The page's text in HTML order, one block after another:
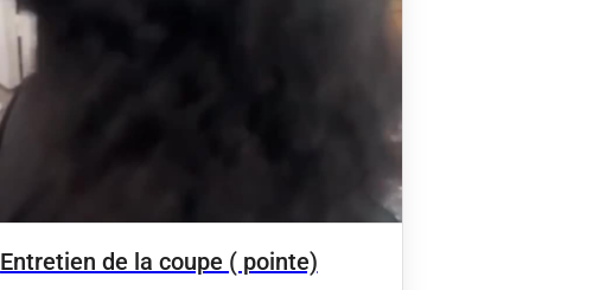
Entretien de la coupe ( pointe)